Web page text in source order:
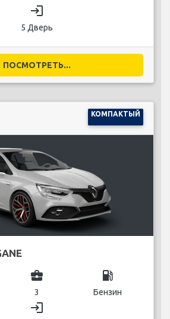
login
5 Дверь
ПОСМОТРЕТЬ...
КОМПАКТЫЙ
business_center
3
local_gas_station
Бензин
login